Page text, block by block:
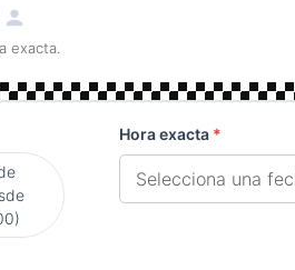
exacta.
Hora exacta *